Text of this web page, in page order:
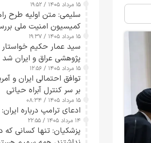
۱۵ مرداد ۱۴۰۵ / ۱۹:۵۲
سلیمی: متن اولیه طرح
کمیسیون امنیت ملی
۱۵ مرداد ۱۴۰۵ / ۱۹:۳۷
سید عمار حکیم
پژوهشی عراق و ایران شد
۱۵ مرداد ۱۴۰۵ / ۱۲:۵۶
توافق احتمالی ایران و
بر سر کنترل آبراه حیاتی
۱۵ مرداد ۱۴۰۵ / ۰۸:۳۴
ادعای ترامپ درباره
۱۴ مرداد ۱۴۰۵ / ۲۲:۵۵
پزشکیان: تنها کسانی که